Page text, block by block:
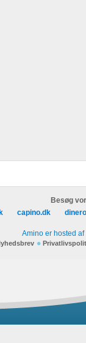
Besøg
capino.dk
Amino er hosted af